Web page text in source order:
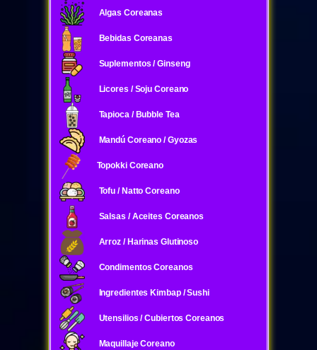
Algas Coreanas
Bebidas Coreanas
Suplementos / Ginseng
Licores / Soju Coreano
Tapioca / Bubble Tea
Mandú Coreano / Gyozas
Topokki Coreano
Tofu / Natto Coreano
Salsas / Aceites Coreanos
Arroz / Harinas Glutinoso
Condimentos Coreanos
Ingredientes Kimbap / Sushi
Utensilios / Cubiertos Coreanos
Maquillaje Coreano